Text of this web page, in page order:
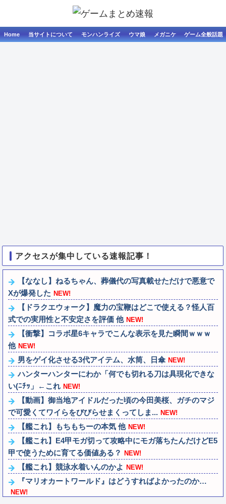
Home 当サイトについて モンハンライズ ウマ娘 メガニケ ゲーム全般話題
アクセスが集中している速報記事！
【ななし】ねるちゃん、葬儀代の写真載せただけで悪意で
Xが爆発した NEW!
【ドラクエウォーク】魔力の宝鞭はどこで使える？怪人百
式での実用性と不安定さを評価 他 NEW!
【衝撃】コラボ星6キャラでこんな表示を見た瞬間ｗｗｗ
他 NEW!
男をゲイ化させる3代アイテム、水筒、日傘 NEW!
ハンターハンターにわか「何でも切れる刀は具現化できな
い(ﾆﾁｯ」←これ NEW!
【動画】御当地アイドルだった頃の今田美桜、ガチのマジ
で可愛くてワイらをびびらせまくってしま... NEW!
【艦これ】もちもちーの本気 他 NEW!
【艦これ】E4甲モガ切って攻略中にモガ落ちたんだけどE5
甲で使うために育てる価値ある？
NEW!
【艦これ】競泳水着いんのかよ NEW!
『マリオカートワールド』はどうすればよかったのか…
NEW!